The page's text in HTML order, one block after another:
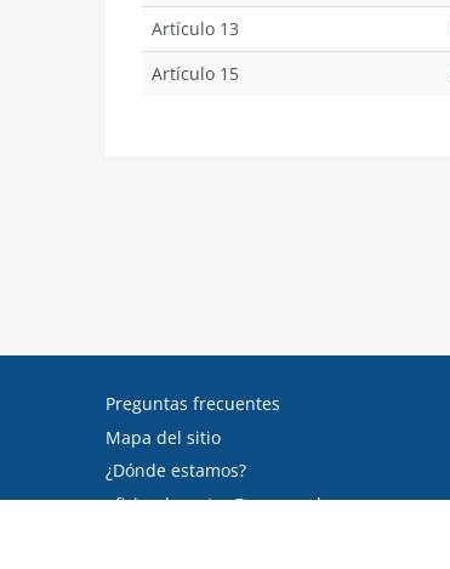
Artículo 13
Artículo 15
Preguntas frecuentes
Mapa del sitio
¿Dónde estamos?
oficinadepartes@suseso.cl